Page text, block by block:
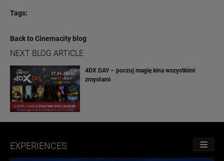
Tags:
Back to Cinemacity blog
NEXT BLOG ARTICLE
4DX DAY – poczuj magię kina wszystkimi
zmysłami
EXPERIENCES